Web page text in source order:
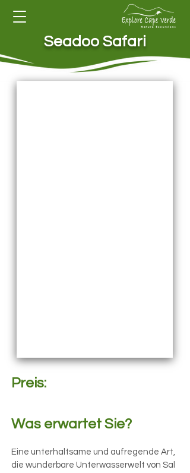
Seadoo Safari
Preis:
Was erwartet Sie?
Eine unterhaltsame und aufregende Art,
die wunderbare Unterwasserwelt von Sal